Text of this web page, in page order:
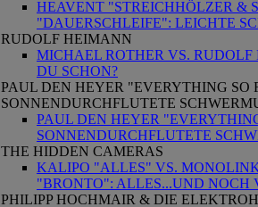
HEAVENT "STREICHHÖLZER &
"DAUERSCHLEIFE": LEICHTE
RUDOLF HEIMANN
MICHAEL ROTHER VS.
DU SCHON?
PAUL DEN HEYER "EVERYTHING
SONNENDURCHFLUTETE
PAUL DEN HEYER
SONNENDURCHFLUTETE
THE HIDDEN CAMERAS
KALIPO "ALLES" VS.
"BRONTO": ALLES...UND NOCH
PHILIPP HOCHMAIR & DIE